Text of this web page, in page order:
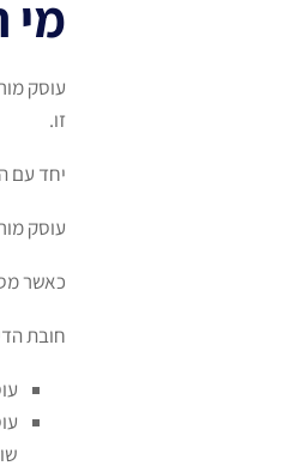
מי
עוסק
זו.
יחד עם
עוסק
כאשר
חובת הדיווח המפורט